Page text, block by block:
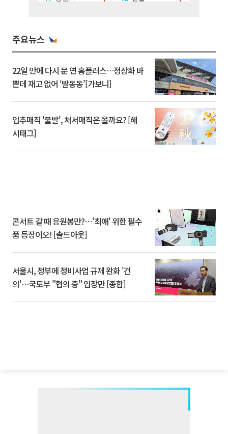
주요뉴스
22일 만에 다시 문 연 홈플러스…정상화 바
쁜데 재고 없어 ‘발동동’[가보니]
입추매직 '불발', 처서매직은 올까요? [해
시태그]
콘서트 갈 때 응원봉만?⋯'최애' 위한 필수
품 등장이오! [솔드아웃]
서울시, 정부에 정비사업 규제 완화 '건
의'⋯국토부 "협의 중" 입장만 [종합]